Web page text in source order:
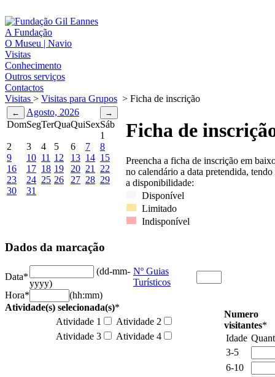
A Fundação
O Museu | Navio
Visitas
Conhecimento
Outros serviços
Contactos
Visitas > Visitas para Grupos > Ficha de inscrição
Agosto, 2026
DomSegTerQuaQuiSexSáb
1
2
3 4 5 6 7
8
9
10 11 12 13 14 15
16
17 18 19 20 21
22
23
24 25 26 27 28 29
30
31
Ficha de
Preencha a ficha de inscrição em
no calendário a data pretendida, tendo
a disponibilidade:
Disponível
Limitado
Indisponível
Dados da marcação
Data*
(dd-mm-
yyyy)
Nº Guias
Turísticos
Hora*
(hh:mm)
Atividade(s) selecionada(s)*
Atividade 1
Atividade 2
Atividade 3
Atividade 4
Numero
visitantes*
Idade
3-5
6-10